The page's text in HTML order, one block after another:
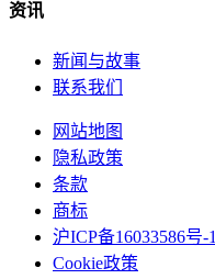
资讯
新闻与故事
联系我们
网站地图
隐私政策
条款
商标
沪ICP备16033586号-1
Cookie政策